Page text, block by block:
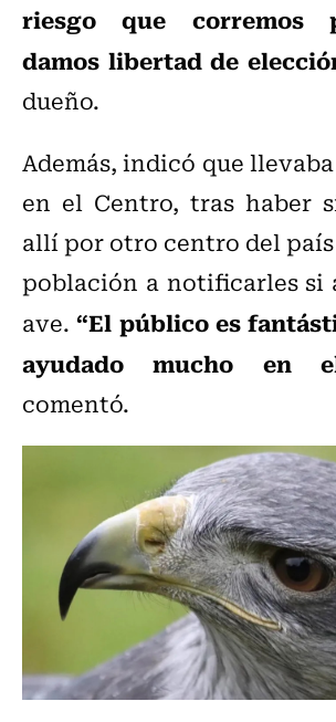
riesgo que corremos
damos libertad de
dueño.
Además, indicó que
en el Centro, tras haber
allí por otro centro del
población a notificarles si
ave.“El público es
ayudado mucho en
comentó.